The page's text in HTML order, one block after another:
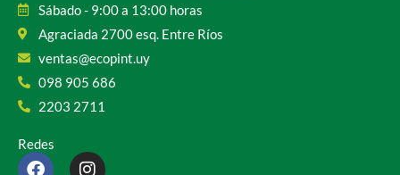
Sábado - 9:00 a 13:00 horas
Agraciada 2700 esq. Entre Ríos
ventas@ecopint.uy
098 905 686
2203 2711
Redes
F
I